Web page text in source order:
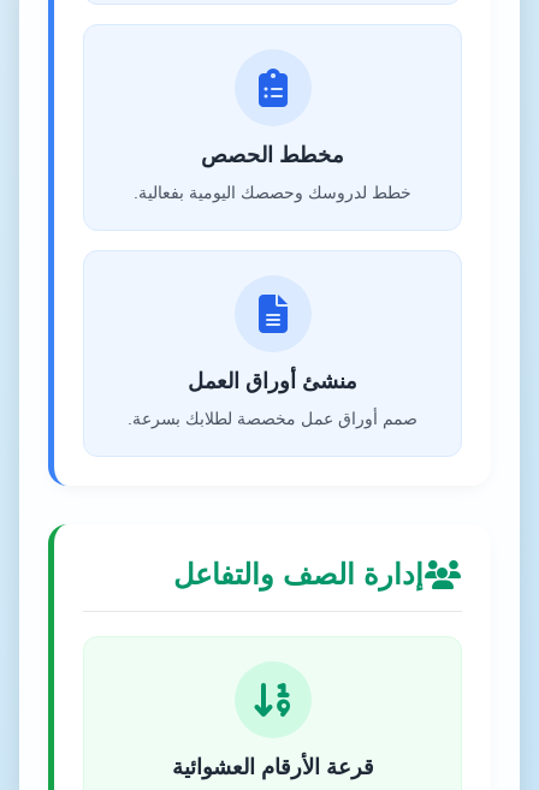
مخطط الحصص
خطط لدروسك وحصصك اليومية بفعالية.
منشئ أوراق العمل
صمم أوراق عمل مخصصة لطلابك بسرعة.
إدارة الصف والتفاعل
قرعة الأرقام العشوائية